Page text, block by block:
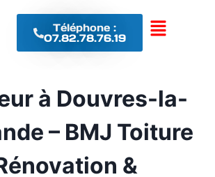
Téléphone :
07.82.78.76.19
à Douvres-la-
– BMJ Toiture
Rénovation &